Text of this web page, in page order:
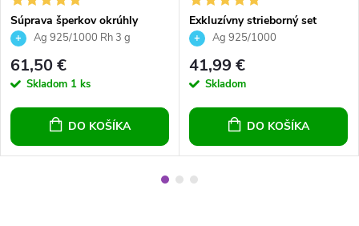
Súprava šperkov okrúhly
model so Swarovski crystals -
a retiazka striebro
Ag 925/1000 Rh 3 g
61,50 €
Skladom 1 ks
DO KOŠÍKA
Exkluzívny strieborný set
crystal 1594 18 mm
Ag 925/1000
41,99 €
Skladom
DO KOŠÍKA